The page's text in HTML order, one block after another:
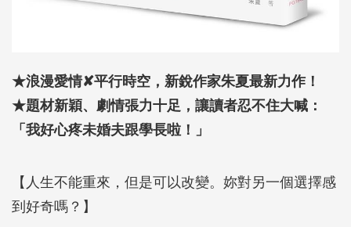
★浪漫愛情✘平行時空，新銳作家朱夏最新力作！
★題材新穎、劇情張力十足，讓讀者忍不住大喊：
「我好心疼未婚夫跟學長啦！」
【人生不能重來，但是可以改變。妳對另一個選擇感
到好奇嗎？】